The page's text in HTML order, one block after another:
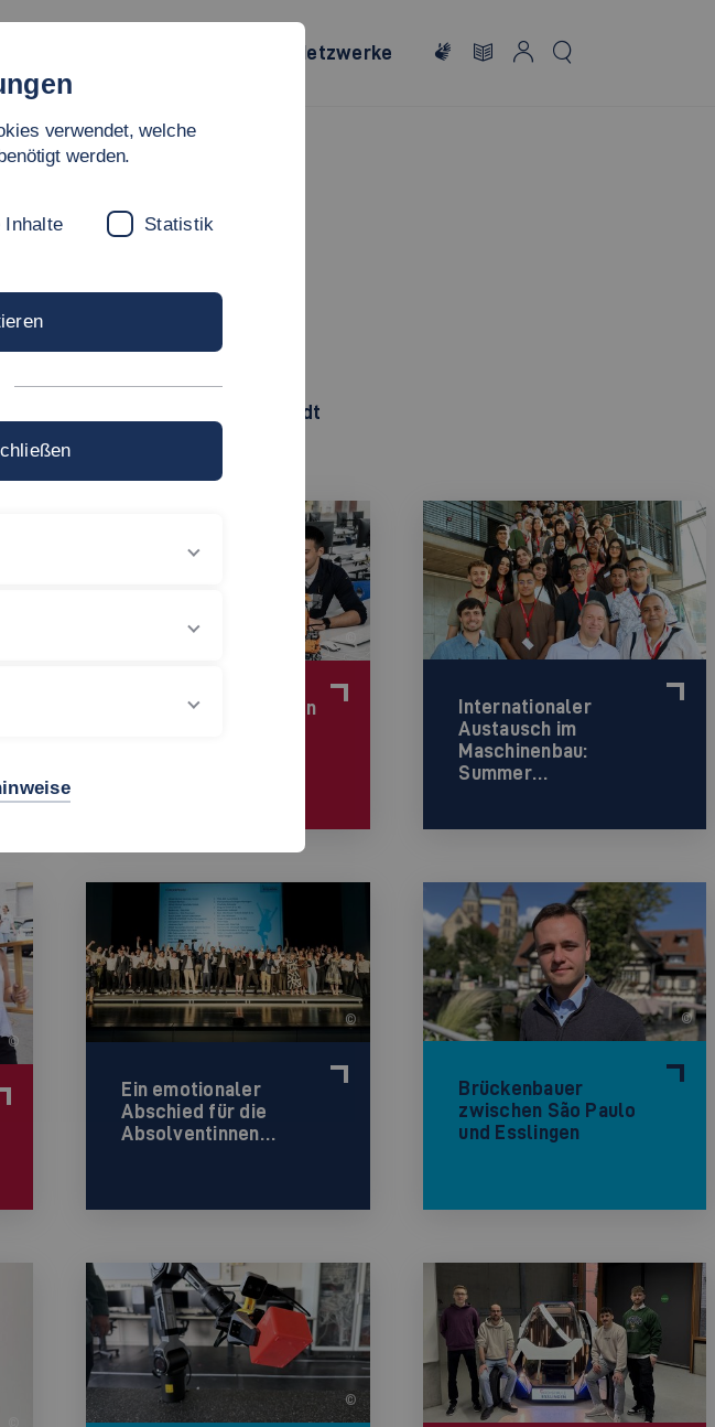
Netzwerke
Weststadt
Hochschule Esslingen
Internationaler
Austausch im
Maschinenbau:
Summer…
©
©
Ein emotionaler
Abschied für die
Absolventinnen…
©
Brückenbauer
zwischen São Paulo
und Esslingen
©
verwendet, welche
werden.
Inhalte Statistik